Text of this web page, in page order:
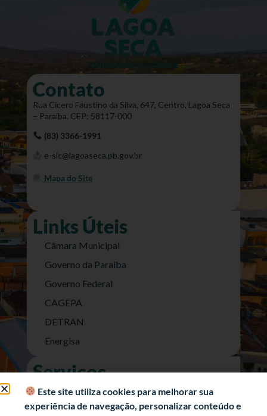
Contato
Rua Cícero Faustino da Silva, 647, Centro, Lagoa Seca
– Paraíba. CEP: 58117-000
(83) 3366-1991
e-sic@lagoaseca.pb.gov.br
Mapa do Site
Links Úteis
Câmara Municipal
Governo da Paraíba
Governo Federal
CAGEPA
DETRAN
Energisa
Serviços
Nota Fiscal Eletrônica
e-SIC (Acesso a Informação)
Este site utiliza cookies para melhorar sua
experiência de navegação, personalizar conteúdo e